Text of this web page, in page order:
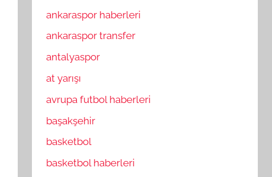
ankaraspor haberleri
ankaraspor transfer
antalyaspor
at yarışı
avrupa futbol haberleri
başakşehir
basketbol
basketbol haberleri